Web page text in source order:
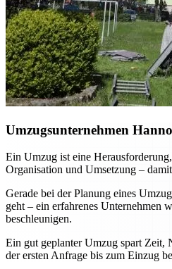
Umzugsunternehmen
Ein Umzug ist eine
Organisation und Umsetzung –
Gerade bei der Planung eines
geht – ein erfahrenes Unternehmen
beschleunigen.
Ein gut geplanter Umzug spart Zeit,
der ersten Anfrage bis zum Einzug